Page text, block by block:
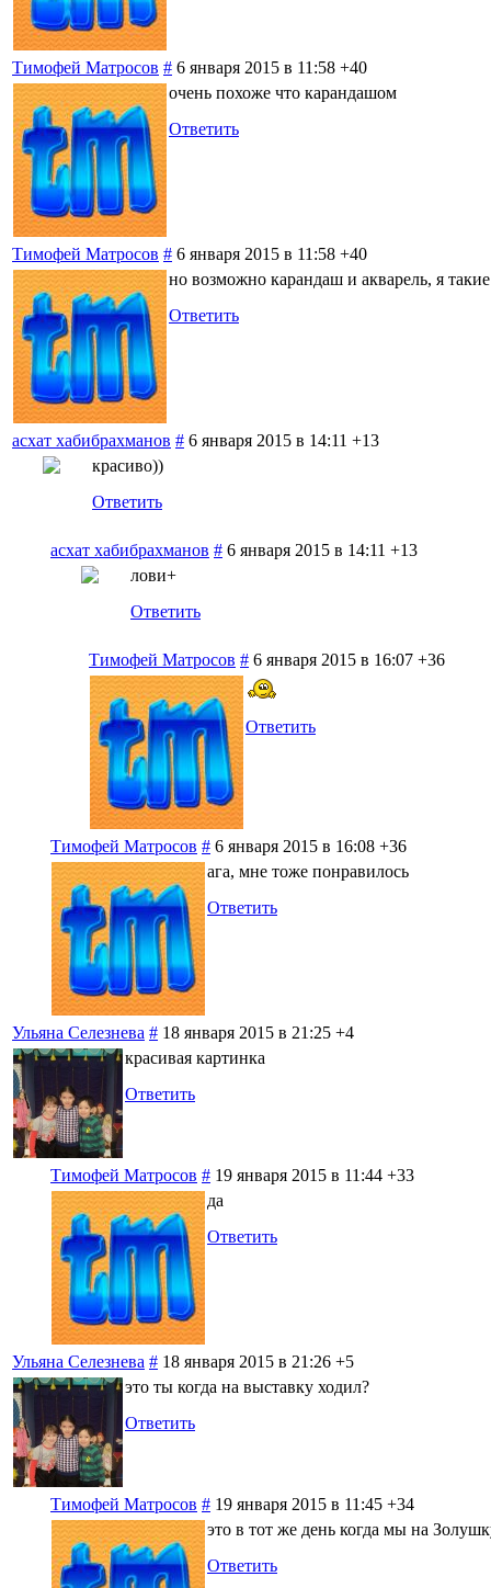
Тимофей Матросов # 6 января 2015 в 11:58 +40
очень похоже что карандашом
Ответить
Тимофей Матросов # 6 января 2015 в 11:58 +40
но возможно карандаш и акварель, я
Ответить
асхат хабибрахманов # 6 января 2015 в 14:11 +13
красиво))
Ответить
асхат хабибрахманов # 6 января 2015 в 14:11 +13
лови+
Ответить
Тимофей Матросов # 6 января 2015 в 16:07 +36
Ответить
Тимофей Матросов # 6 января 2015 в 16:08 +36
ага, мне тоже понравилось
Ответить
Ульяна Селезнева # 18 января 2015 в 21:25 +4
красивая картинка
Ответить
Тимофей Матросов # 19 января 2015 в 11:44 +33
да
Ответить
Ульяна Селезнева # 18 января 2015 в 21:26 +5
это ты когда на выставку ходил?
Ответить
Тимофей Матросов # 19 января 2015 в 11:45 +34
это в тот же день когда мы на
Ответить